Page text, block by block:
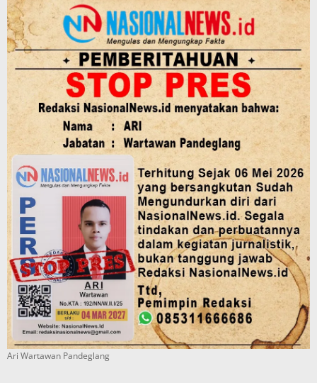
Ari Wartawan Pandeglang